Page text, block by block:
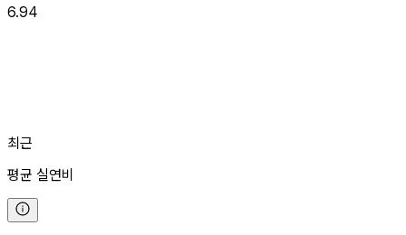
6.94
최근
평균 실연비